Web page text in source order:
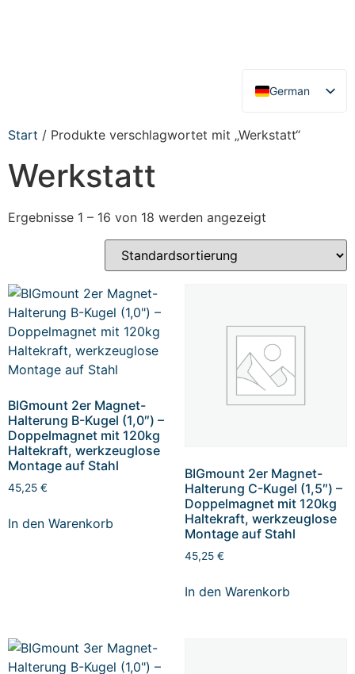
German
English
Start / Produkte verschlagwortet mit „Werkstatt“
Werkstatt
Ergebnisse 1 – 16 von 18 werden angezeigt
BIGmount 2er Magnet-
Halterung B-Kugel (1,0″) –
Doppelmagnet mit 120kg
Haltekraft, werkzeuglose
Montage auf Stahl
45,25 €
In den Warenkorb
BIGmount 2er Magnet-
Halterung C-Kugel (1,5″) –
Doppelmagnet mit 120kg
Haltekraft, werkzeuglose
Montage auf Stahl
45,25 €
In den Warenkorb